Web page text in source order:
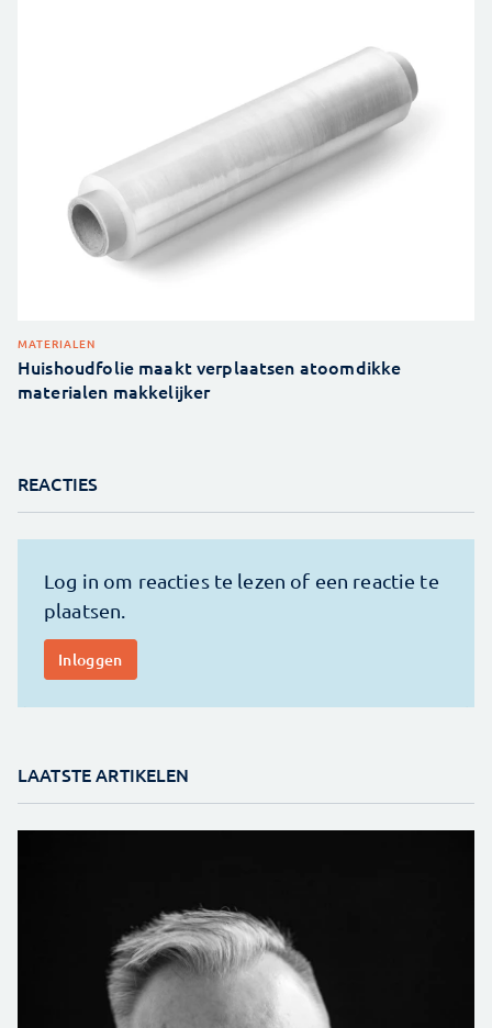
MATERIALEN
Huishoudfolie maakt verplaatsen atoomdikke
materialen makkelijker
REACTIES
LAATSTE ARTIKELEN